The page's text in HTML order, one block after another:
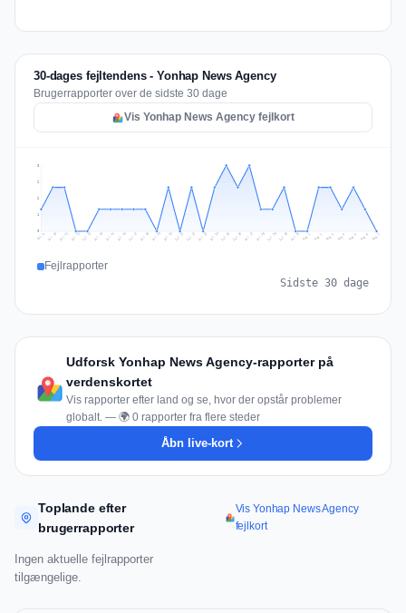
30-dages fejltendens - Yonhap News Agency
Brugerrapporter over de sidste 30 dage
Vis Yonhap News Agency fejlkort
1
2
2
3
Jul 9 Jul 10 Jul 11 Jul 12 Jul 13 Jul 14 Jul 15 Jul 16 Jul 17 Jul 18 Jul 19 Jul 20 Jul 21 Jul 22 Jul 23 Jul 24 Jul 25 Jul 26 Jul 27 Jul 28 Jul 29 Jul 30 Jul 31 Aug 1 Aug 2 Aug 3 Aug 4 Aug 5 Aug 6 Aug 7
Fejlrapporter
Sidste 30 dage
Udforsk Yonhap News Agency-rapporter på
verdenskortet
Vis rapporter efter land og se, hvor der opstår problemer
globalt. — 🌍 0 rapporter fra flere steder
Åbn live-kort
Toplande efter
brugerrapporter
Vis Yonhap News Agency
fejlkort
Ingen aktuelle fejlrapporter
tilgængelige.